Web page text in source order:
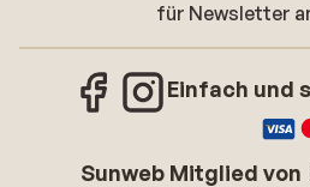
für Newsletter
Einfach und
Sunweb Mitglied von